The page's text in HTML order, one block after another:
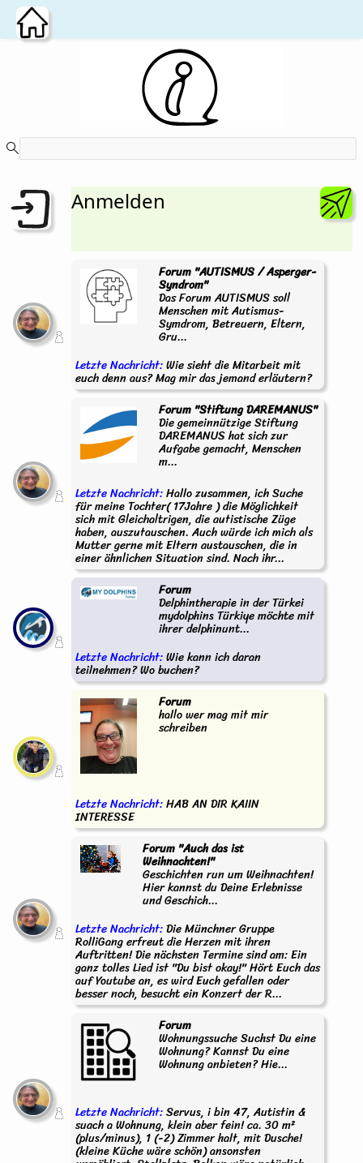
Zum Hauptinhalt wechseln
Anmelden
Forum "AUTISMUS / Asperger-
Syndrom"
Das Forum AUTISMUS soll
Menschen mit Autismus-
Symdrom, Betreuern, Eltern,
Gru...
Letzte Nachricht:Wie sieht die Mitarbeit mit
euch denn aus? Mag mir das jemand erläutern?
Forum "Stiftung DAREMANUS"
Die gemeinnützige Stiftung
DAREMANUS hat sich zur
Aufgabe gemacht, Menschen
m...
Letzte Nachricht:Hallo zusammen, ich Suche
für meine Tochter( 17Jahre ) die Möglichkeit
sich mit Gleichaltrigen, die autistische Züge
haben, auszutauschen. Auch würde ich mich als
Mutter gerne mit Eltern austauschen, die in
einer ähnlichen Situation sind. Nach ihr...
Forum
Delphintherapie in der Türkei
mydolphins Türkiye möchte mit
ihrer delphinunt...
Letzte Nachricht:Wie kann ich daran
teilnehmen? Wo buchen?
Forum
hallo wer mag mit mir
schreiben
Letzte Nachricht:HAB AN DIR KAIIN
INTERESSE
Forum "Auch das ist
Weihnachten!"
Geschichten run um Weihnachten!
Hier kannst du Deine Erlebnisse
und Geschich...
Letzte Nachricht:Die Münchner Gruppe
RolliGang erfreut die Herzen mit ihren
Auftritten! Die nächsten Termine sind am: Ein
ganz tolles Lied ist "Du bist okay!" Hört Euch das
auf Youtube an, es wird Euch gefallen oder
besser noch, besucht ein Konzert der R...
Forum
Wohnungssuche Suchst Du eine
Wohnung? Kannst Du eine
Wohnung anbieten? Hie...
Letzte Nachricht:Servus, i bin 47, Autistin &
suach a Wohnung, klein aber fein! ca. 30 m²
(plus/minus), 1 (-2) Zimmer halt, mit Dusche!
(kleine Küche wäre schön) ansonsten